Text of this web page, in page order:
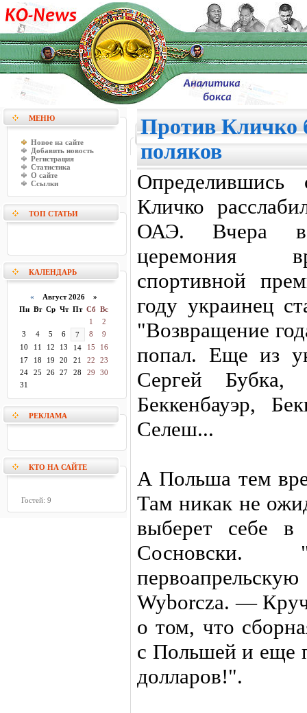
МЕНЮ
Новое на сайте
Добавить новость
Регистрация
Статистика
О сайте
Ссылки
ТОП СТАТЬИ
КАЛЕНДАРЬ
« Август 2026 »
Пн Вт Ср Чт Пт Сб Вс
1
2
3
4 5 6 7 8
9
10
11 12 13 14 15
16
17
18 19 20 21 22
23
24
25 26 27 28 29
30
31
РЕКЛАМА
КТО НА САЙТЕ
Гостей: 9
Против Кличко
поляков
Кличко
ОАЭ. Вчера в
церемония
спортивной
году украинец
"Возвращение
попал. Еще из
Сергей
Беккенбауэр,
Селеш...
А Польша тем
Там никак не
выберет себе в
Wyborcza. —
о том, что
с Польшей и еще
долларов!".